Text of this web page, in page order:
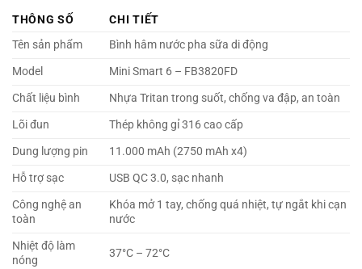
THÔNG SỐ
CHI TIẾT
Tên sản phẩm
Bình hâm nước pha sữa di động
Model
Mini Smart 6 – FB3820FD
Chất liệu bình
Nhựa Tritan trong suốt, chống va đập, an toàn
Lõi đun
Thép không gỉ 316 cao cấp
Dung lượng pin
11.000 mAh (2750 mAh x4)
Hỗ trợ sạc
USB QC 3.0, sạc nhanh
Công nghệ an
toàn
Khóa mở 1 tay, chống quá nhiệt, tự ngắt khi cạn
nước
Nhiệt độ làm
nóng
37°C – 72°C